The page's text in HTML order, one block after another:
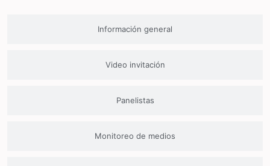
Información general
Video invitación
Panelistas
Monitoreo de medios